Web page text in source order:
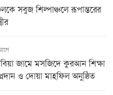
সবুজ শিল্পাঞ্চলে রূপান্তরের
জামে মসজিদে কুরআন শিক্ষা
ও দোয়া মাহফিল অনুষ্ঠিত